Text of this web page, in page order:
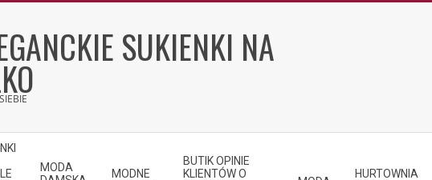
SUKIENKI NA
MODA
MODNE
BUTIK OPINIE
KLIENTÓW O
HURTOWNIA